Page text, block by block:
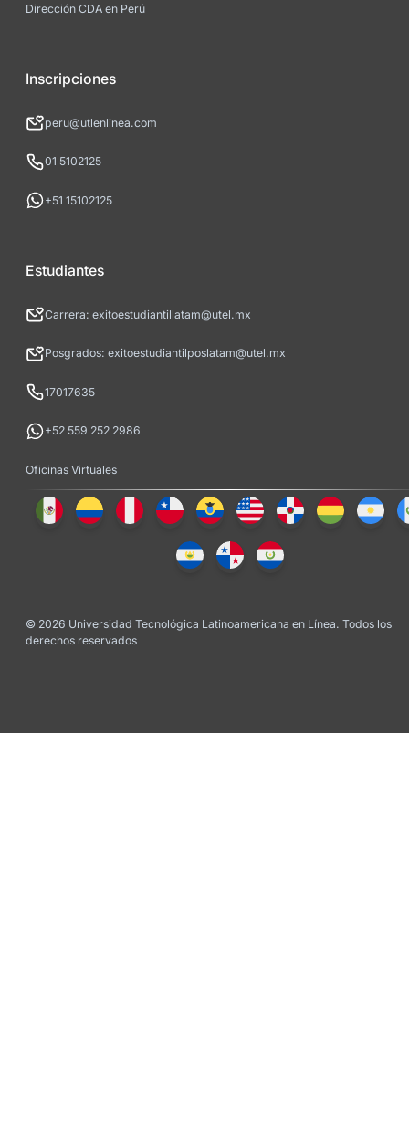
Dirección CDA en Perú
Inscripciones
peru@utlenlinea.com
01 5102125
+51 15102125
Estudiantes
Carrera: exitoestudiantillatam@utel.mx
Posgrados: exitoestudiantilposlatam@utel.mx
17017635
+52 559 252 2986
Oficinas Virtuales
© 2026 Universidad Tecnológica Latinoamericana en Línea. Todos los
derechos reservados